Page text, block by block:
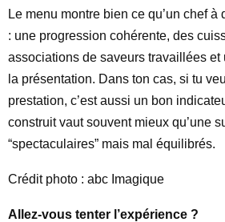
Le menu montre bien ce qu’un chef
: une progression cohérente, des
associations de saveurs travaillées et
la présentation. Dans ton cas, si tu
prestation, c’est aussi un bon
construit vaut souvent mieux qu’une
“spectaculaires” mais mal équilibrés.
Crédit photo : abc Imagique
Allez-vous tenter l’expérience ?